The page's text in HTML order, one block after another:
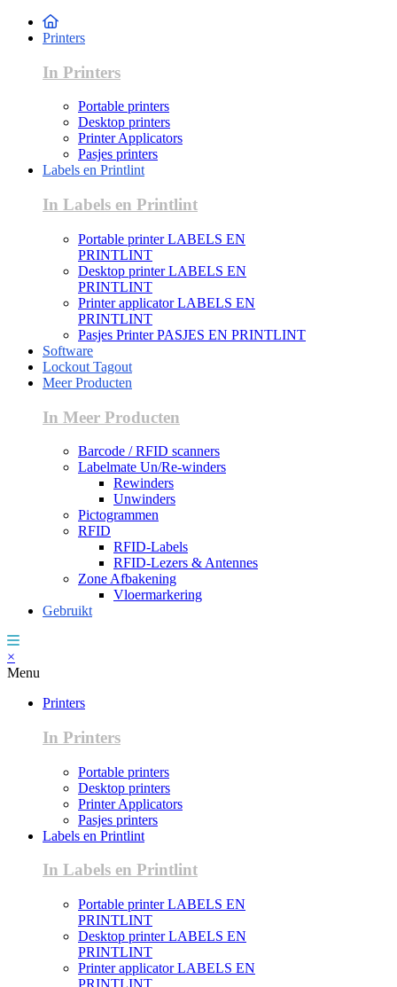
Printers
In Printers
Portable printers
Desktop printers
Printer Applicators
Pasjes printers
Labels en Printlint
In Labels en Printlint
Portable printer LABELS EN
PRINTLINT
Desktop printer LABELS EN
PRINTLINT
Printer applicator LABELS EN
PRINTLINT
Pasjes Printer PASJES EN PRINTLINT
Software
Lockout Tagout
Meer Producten
In Meer Producten
Barcode / RFID scanners
Labelmate Un/Re-winders
Rewinders
Unwinders
Pictogrammen
RFID
RFID-Labels
RFID-Lezers & Antennes
Zone Afbakening
Vloermarkering
Gebruikt
×
Menu
Printers
In Printers
Portable printers
Desktop printers
Printer Applicators
Pasjes printers
Labels en Printlint
In Labels en Printlint
Portable printer LABELS EN
PRINTLINT
Desktop printer LABELS EN
PRINTLINT
Printer applicator LABELS EN